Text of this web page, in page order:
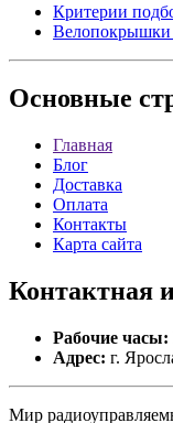
Критерии
Велопокрышки
Основные
Главная
Блог
Доставка
Оплата
Контакты
Карта сайта
Контактная
Рабочие часы:
Адрес: г.
Мир